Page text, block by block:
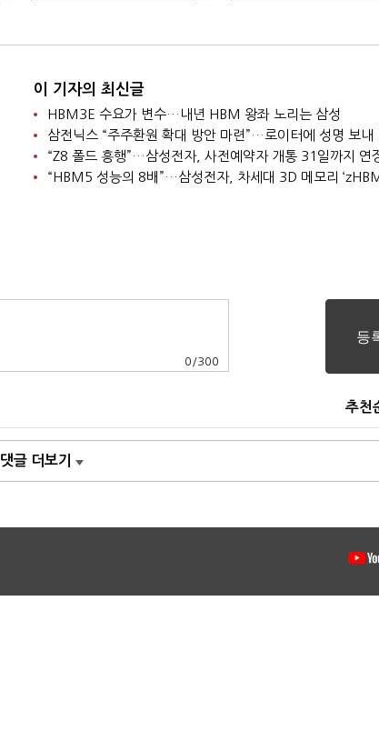
우려"
이 기자의 최신글
HBM3E 수요가 변수…내년 HBM 왕좌 노리는 삼성
삼전닉스 “주주환원 확대 방안 마련”…로이터에 성명 보내
“Z8 폴드 흥행”…삼성전자, 사전예약자 개통 31일까지 연
“HBM5 성능의 8배”…삼성전자, 차세대 3D 메모리
0 /300
추천
댓글 더보기